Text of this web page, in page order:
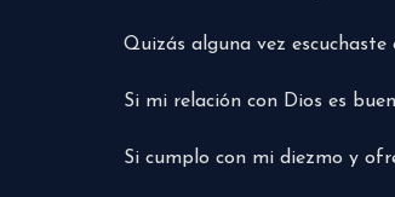
Quizás alguna vez
Si mi relación con Dios es
Si cumplo con mi diezmo y